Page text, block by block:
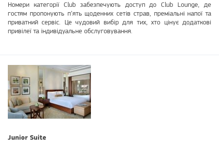
Номери категорії Club забезпечують доступ до Club Lounge, де
гостям пропонують п’ять щоденних сетів страв, преміальні напої та
приватний сервіс. Це чудовий вибір для тих, хто цінує додаткові
привілеї та індивідуальне обслуговування.
Junior Suite